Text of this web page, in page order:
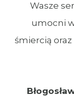
Wasze
umocni
śmiercią